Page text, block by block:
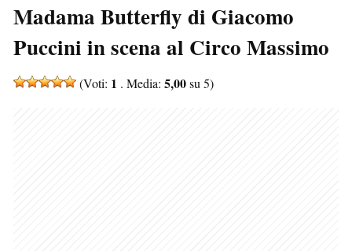
Madama Butterfly di Giacomo
Puccini in scena al Circo Massimo
(Voti: 1 . Media: 5,00su 5)